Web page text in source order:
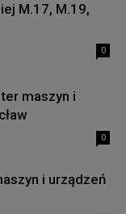
M.17, M.19,
0
maszyn i
0
i urządzeń